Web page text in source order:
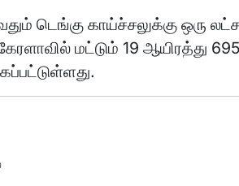
டெங்கு காய்ச்சலுக்கு ஒரு
கேரளாவில் மட்டும் 19 ஆயிரத்து